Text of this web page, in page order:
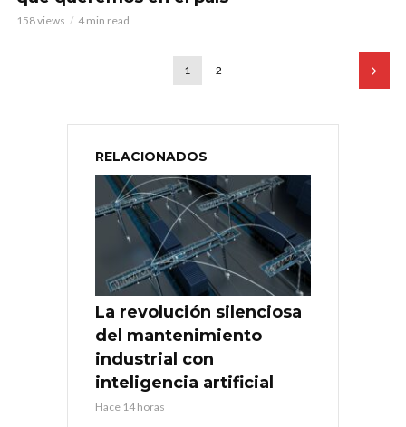
158 views 4 min read
1 2
RELACIONADOS
La revolución silenciosa
del mantenimiento
industrial con
inteligencia artificial
Hace 14 horas